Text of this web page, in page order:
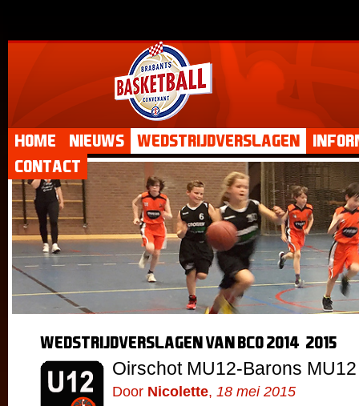
Home Nieuws Wedstrijdverslagen
Contact
Wedstrijdverslagen van BCO 2014-2015
Oirschot MU12-Barons MU12
Door Nicolette, 18 mei 2015